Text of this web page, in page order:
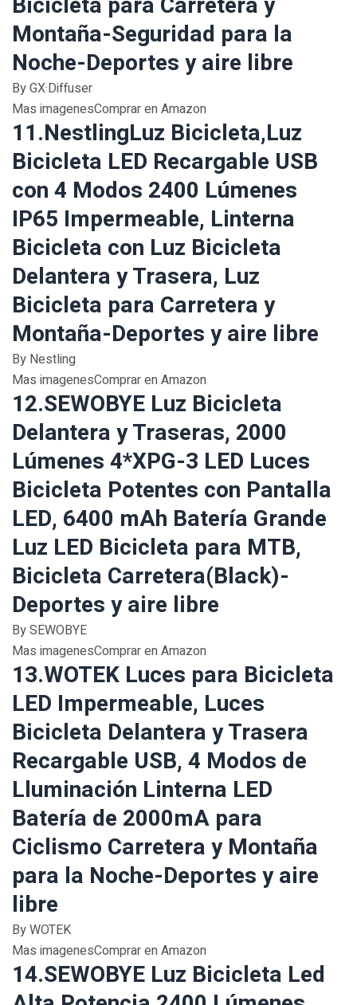
Montaña-Seguridad para la
Noche-Deportes y aire libre
By GX·Diffuser
Mas imagenesComprar en Amazon
11.NestlingLuz Bicicleta,Luz
Bicicleta LED Recargable USB
con 4 Modos 2400 Lúmenes
IP65 Impermeable, Linterna
Bicicleta con Luz Bicicleta
Delantera y Trasera, Luz
Bicicleta para Carretera y
Montaña-Deportes y aire libre
By Nestling
Mas imagenesComprar en Amazon
12.SEWOBYE Luz Bicicleta
Delantera y Traseras, 2000
Lúmenes 4*XPG-3 LED Luces
Bicicleta Potentes con Pantalla
LED, 6400 mAh Batería Grande
Luz LED Bicicleta para MTB,
Bicicleta Carretera(Black)-
Deportes y aire libre
By SEWOBYE
Mas imagenesComprar en Amazon
13.WOTEK Luces para Bicicleta
LED Impermeable, Luces
Bicicleta Delantera y Trasera
Recargable USB, 4 Modos de
Lluminación Linterna LED
Batería de 2000mA para
Ciclismo Carretera y Montaña
para la Noche-Deportes y aire
libre
By WOTEK
Mas imagenesComprar en Amazon
14.SEWOBYE Luz Bicicleta Led